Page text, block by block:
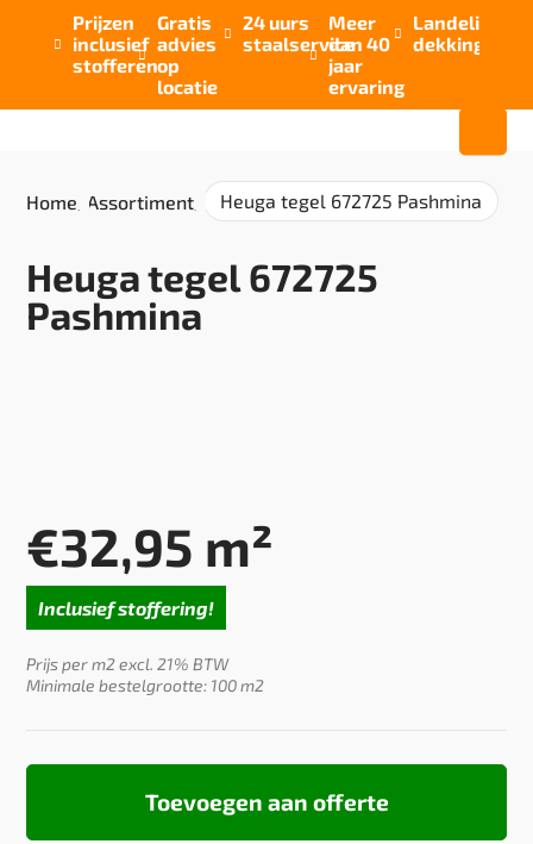

Prijzen
inclusief
stofferen

Gratis
advies
op
locatie

24 uurs
staalservice

Meer
dan 40
jaar
ervaring

Landelijke
dekking
Home Assortiment Heuga tegel 672725 Pashmina
Heuga tegel 672725
Pashmina
€32,95 m²
Inclusief stoffering!
Prijs per m2 excl. 21% BTW
Minimale bestelgrootte: 100 m2
Toevoegen aan offerte